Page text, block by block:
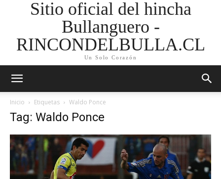
Sitio oficial del hincha
Bullanguero -
RINCONDELBULLA.CL
Un Solo Corazón
Inicio Etiquetas Waldo Ponce
Tag: Waldo Ponce